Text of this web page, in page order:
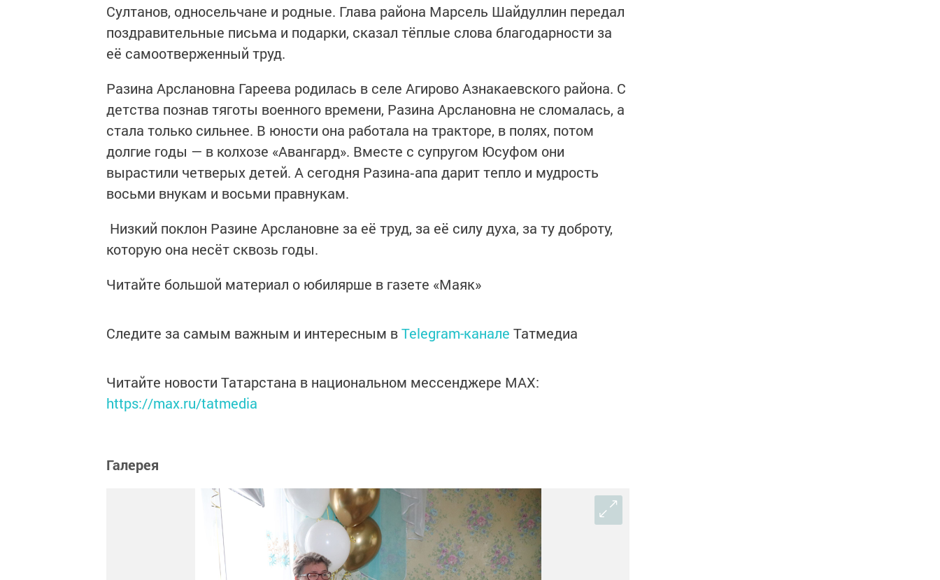
Султанов, односельчане и родные. Глава района Марсель Шайдуллин передал
поздравительные письма и подарки, сказал тёплые слова благодарности за
её самоотверженный труд.
Разина Арслановна Гареева родилась в селе Агирово Азнакаевского района. С
детства познав тяготы военного времени, Разина Арслановна не сломалась, а
стала только сильнее. В юности она работала на тракторе, в полях, потом
долгие годы — в колхозе «Авангард». Вместе с супругом Юсуфом они
вырастили четверых детей. А сегодня Разина‑апа дарит тепло и мудрость
восьми внукам и восьми правнукам.
Низкий поклон Разине Арслановне за её труд, за её силу духа, за ту доброту,
которую она несёт сквозь годы.
Читайте большой материал о юбилярше в газете «Маяк»
Следите за самым важным и интересным вTelegram-канале Татмедиа
Читайте новости Татарстана в национальном мессенджере MАХ:
https://max.ru/tatmedia
Галерея